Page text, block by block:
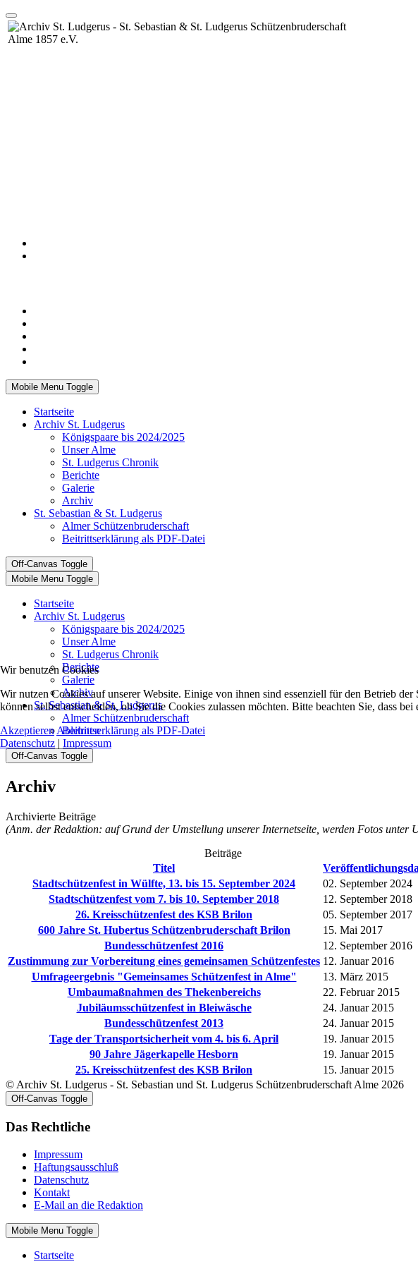
Mobile Menu Toggle
Startseite
Archiv St. Ludgerus
Königspaare bis 2024/2025
Unser Alme
St. Ludgerus Chronik
Berichte
Galerie
Archiv
St. Sebastian & St. Ludgerus
Almer Schützenbruderschaft
Beitrittserklärung als PDF-Datei
Off-Canvas Toggle
Mobile Menu Toggle
Startseite
Archiv St. Ludgerus
Königspaare bis 2024/2025
Unser Alme
St. Ludgerus Chronik
Berichte
Galerie
Archiv
St. Sebastian & St. Ludgerus
Almer Schützenbruderschaft
Beitrittserklärung als PDF-Datei
Off-Canvas Toggle
Archiv
Archivierte Beiträge
(Anm. der Redaktion: auf Grund der Umstellung unserer Internetseite, werden Fotos
Beiträge
Titel
Stadtschützenfest in Wülfte, 13. bis 15. September 2024
02. September 2024
Stadtschützenfest vom 7. bis 10. September 2018
12. September 2018
26. Kreisschützenfest des KSB Brilon
05. September 2017
600 Jahre St. Hubertus Schützenbruderschaft Brilon
15. Mai 2017
Bundesschützenfest 2016
12. September 2016
Zustimmung zur Vorbereitung eines gemeinsamen Schützenfestes 12. Januar 2016
Umfrageergebnis "Gemeinsames Schützenfest in Alme"
13. März 2015
Umbaumaßnahmen des Thekenbereichs
22. Februar 2015
Jubiläumsschützenfest in Bleiwäsche
24. Januar 2015
Bundesschützenfest 2013
24. Januar 2015
Tage der Transportsicherheit vom 4. bis 6. April
19. Januar 2015
90 Jahre Jägerkapelle Hesborn
19. Januar 2015
25. Kreisschützenfest des KSB Brilon
15. Januar 2015
© Archiv St. Ludgerus - St. Sebastian und St. Ludgerus Schützenbruderschaft Alme 2026
Off-Canvas Toggle
Das Rechtliche
Impressum
Haftungsausschluß
Datenschutz
Kontakt
E-Mail an die Redaktion
Mobile Menu Toggle
Startseite
Wir benutzen Cookies
Wir nutzen Cookies auf unserer Website. Einige von ihnen sind essenziell für den Betrieb
können selbst entscheiden, ob Sie die Cookies zulassen möchten. Bitte beachten Sie, dass
Akzeptieren Ablehnen
Datenschutz | Impressum